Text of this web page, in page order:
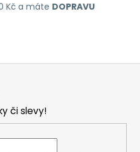
ý
u
Kč a máte DOPRAVU
či slevy!